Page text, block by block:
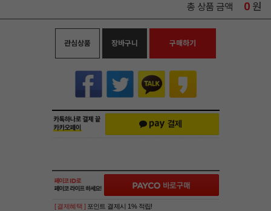
총 상품 금액 0 원
관심상품 장바구니 구매하기
[ 결제혜택 ] 포인트 결제시 1% 적립!